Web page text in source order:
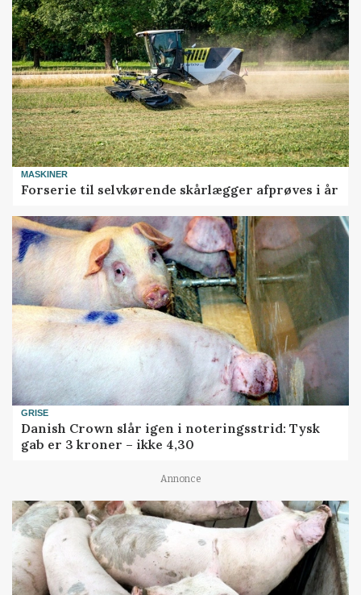
MASKINER
Forserie til selvkørende skårlægger afprøves i år
GRISE
Danish Crown slår igen i noteringsstrid: Tysk
gab er 3 kroner – ikke 4,30
Annonce